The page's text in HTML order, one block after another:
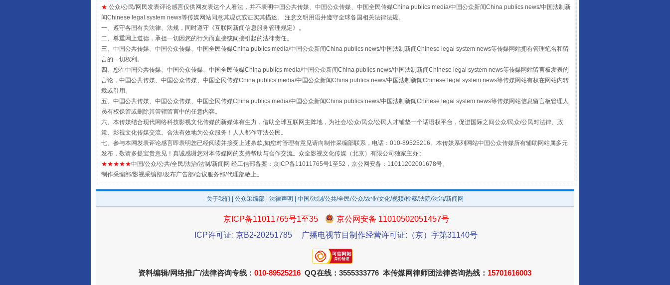
受贿1.44亿！段成刚被判无期 从幼儿园到大学，有这些资助 “后车司机肯定在骂我”
★ 公众/公民/网民发表评论感言仅供网友表达个人看法，并不表明中国公共传媒、中国公众传媒、中国全民传媒China publics media/中国公众新闻China publics news/中国法制新
闻Chinese legal system news等传媒网站同意其观点或证实其描述。 注意文明用语并遵守全球各国相关法律法规。
一、遵守各国有关法律、法规，同时遵守《互联网新闻信息服务管理规定》。
二、尊重网上道德，承担一切因您的行为而直接或间接引起的法律责任。
三、中国公共传媒、中国公众传媒、中国全民传媒China publics media/中国公众新闻China publics news/中国法制新闻Chinese legal system news等传媒网站拥有管理笔名和留
言的一切权利。
四、您在中国公共传媒、中国公众传媒、中国全民传媒China publics media/中国公众新闻China publics news/中国法制新闻Chinese legal system news等传媒网站留言板发表的
言论，中国公共传媒、中国公众传媒、中国全民传媒China publics media/中国公众新闻China publics news/中国法制新闻Chinese legal system news等传媒网站有权在网站内转
载或引用。
五、中国公共传媒、中国公众传媒、中国全民传媒China publics media/中国公众新闻China publics news/中国法制新闻Chinese legal system news等传媒网站信息留言板管理人
员有权保留或删除其管辖留言中的任意内容。
六、本传媒结合现代网络科技影视文化传媒的新媒体有生力，借助全球互联网主阵地，为社会/公众/民众/公民人才铺垫一个话语权平台，促进国际之间公众/民众/公民对法律、政
策、影视文化传媒交流。合法有效地为公众服务！人人都作守法公民。
七、参与本网发表评论感言即表明您已经阅读并接受上述条款,如您对管理有意见请向制作采编部联系，电话：010-89525216。本传媒系列网站中国公众传媒所有辅助网站属多元
发布，敬请多提宝贵意见！真诚感谢您对本传媒网的支持帮助与合作交流。众全影视文化传媒（北京）有限公司独家主办 :
★★★★★中国/公众/公共/全民/法治/法制/新闻网 经工信部备案：京ICP备11011765号1至52，京公网安备：11011202001678号。
制作采编部/影视采编部/发布广告部/会议服务部/代理部敬上。
关于我们 公众采编部 法律声明 | 中国/法制/公共/全民/公众/农业/文化/视频/检察/法院/法治/新闻网
京ICP备11011765号1至35
京公网安备 11010502051457号
ICP许可证: 京B2-20251785
广播电视节目制作经营许可证:（京）字第31140号
资料编辑/网络推广/法律咨询专线： 010-89525216 QQ在线：3555333776 本传媒网律师团法律咨询热线： 15701616003